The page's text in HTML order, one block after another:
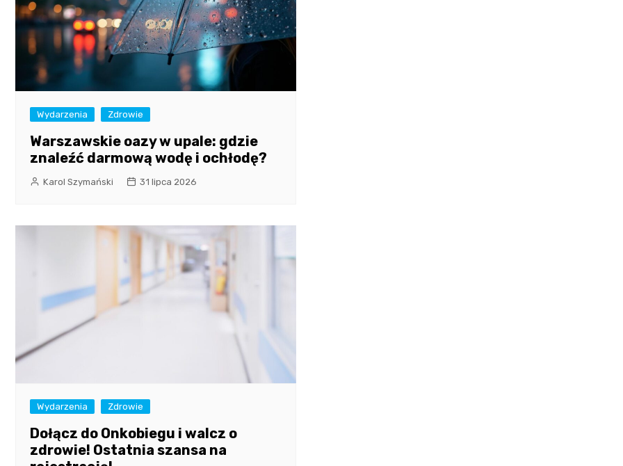
Wydarzenia Zdrowie
Warszawskie oazy w upale: gdzie
znaleźć darmową wodę i ochłodę?
Karol Szymański 31 lipca 2026
Wydarzenia Zdrowie
Dołącz do Onkobiegu i walcz o
zdrowie! Ostatnia szansa na